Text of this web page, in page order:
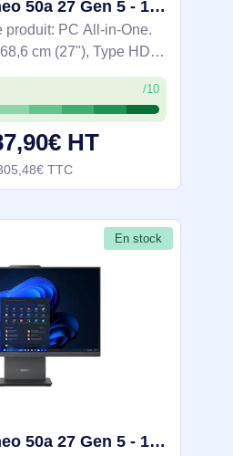
ThinkCentre neo 50a 27 Gen 5 - 12SB000FGE
produit: PC All-in-One.
cm (27"), Type HD:
de l'écran: 1920 x
de panneau: IPS.
Intel® Core™ i5.
/10
HT
TTC
En stock
ThinkCentre neo 50a 27 Gen 5 - 12SB000HGE